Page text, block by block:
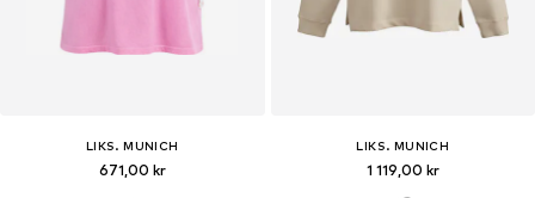
LIKS. MUNICH
671,00 kr
LIKS. MUNICH
1 119,00 kr